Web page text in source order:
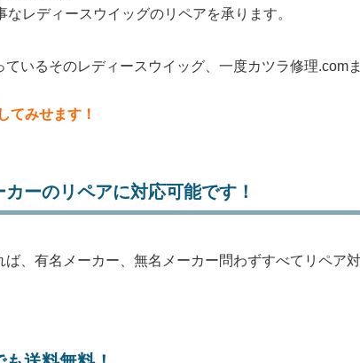
レディースウイッグのリペアを承ります。
ているそのレディースウイッグ、一度カツラ修理.comま
てみせます！
ーのリペアに対応可能です！
、有名メーカー、無名メーカー問わずすべてリペア対